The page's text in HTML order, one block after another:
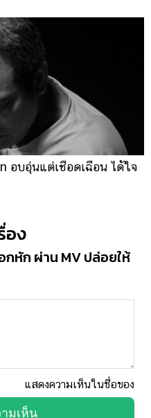
อบอุ่นแต่เชือดเฉือน ได้ใจ
อง
หัก ผ่าน MV ปล่อยให้
แสดงความเห็นในชื่อของ
มเห็น